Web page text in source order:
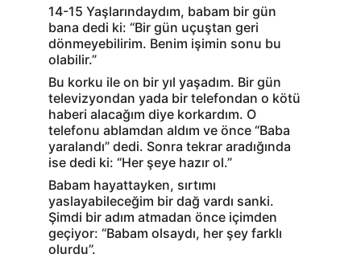
14-15 Yaşlarındaydım, babam bir gün
bana dedi ki: “Bir gün uçuştan geri
dönmeyebilirim. Benim işimin sonu bu
olabilir.”
Bu korku ile on bir yıl yaşadım. Bir gün
televizyondan yada bir telefondan o kötü
haberi alacağım diye korkardım. O
telefonu ablamdan aldım ve önce “Baba
yaralandı” dedi. Sonra tekrar aradığında
ise dedi ki: “Her şeye hazır ol.”
Babam hayattayken, sırtımı
yaslayabileceğim bir dağ vardı sanki.
Şimdi bir adım atmadan önce içimden
geçiyor: “Babam olsaydı, her şey farklı
olurdu’’.